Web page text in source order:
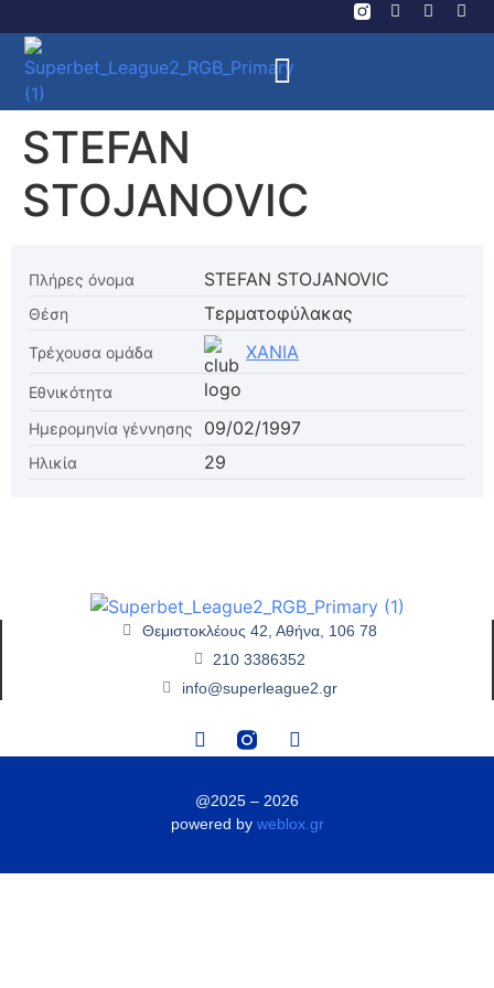
STEFAN
STOJANOVIC
Πλήρες όνομα STEFAN STOJANOVIC
Θέση Τερματοφύλακας
Τρέχουσα ομάδα ΧΑΝΙΑ
Εθνικότητα
Ημερομηνία γέννησης
09/02/1997
Ηλικία 29
Θεμιστοκλέους 42, Αθήνα, 106 78
210 3386352
info@superleague2.gr
@2025 – 2026
powered by weblox.gr